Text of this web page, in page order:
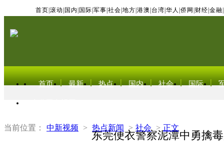
首页 滚动 国内 国际 军事 社会 地方 港澳 台湾 华人 侨网 财经 金融
首页 最新 热点 国内 社会 国际
当前位置： 中新视频 > 热点新闻 > 社会 > 正文
东莞便衣警察泥潭中勇擒